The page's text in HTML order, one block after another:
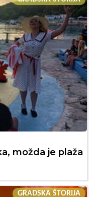
možda je plaža
GRADSKA ŠTORIJA